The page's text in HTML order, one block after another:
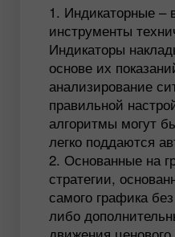
Индикаторные –
инструменты
Индикаторы
основе их
анализирование
правильной
алгоритмы могут
легко поддаются
Основанные на
стратегии,
самого графика
либо